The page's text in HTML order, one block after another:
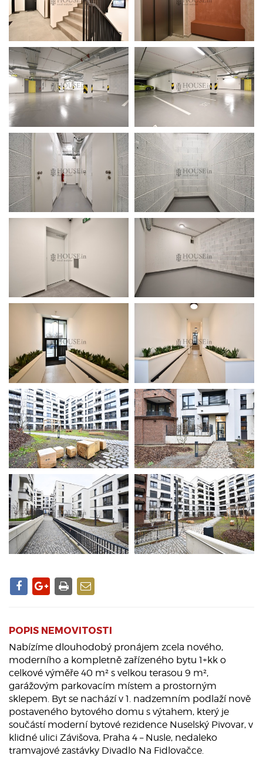
POPIS NEMOVITOSTI
Nabízíme dlouhodobý pronájem zcela nového,
moderního a kompletně zařízeného bytu 1+kk o
celkové výměře 40 m² s velkou terasou 9 m²,
garážovým parkovacím místem a prostorným
sklepem. Byt se nachází v 1. nadzemním podlaží nově
postaveného bytového domu s výtahem, který je
součástí moderní bytové rezidence Nuselský Pivovar, v
klidné ulici Závišova, Praha 4 – Nusle, nedaleko
tramvajové zastávky Divadlo Na Fidlovačce.